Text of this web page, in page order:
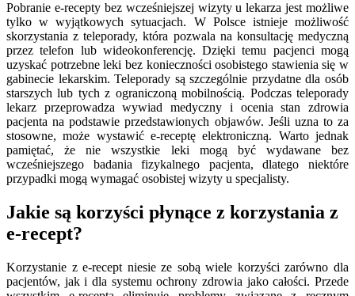
Pobranie e-recepty bez wcześniejszej wizyty u lekarza jest możliwe
tylko w wyjątkowych sytuacjach. W Polsce istnieje możliwość
skorzystania z teleporady, która pozwala na konsultację medyczną
przez telefon lub wideokonferencję. Dzięki temu pacjenci mogą
uzyskać potrzebne leki bez konieczności osobistego stawienia się w
gabinecie lekarskim. Teleporady są szczególnie przydatne dla osób
starszych lub tych z ograniczoną mobilnością. Podczas teleporady
lekarz przeprowadza wywiad medyczny i ocenia stan zdrowia
pacjenta na podstawie przedstawionych objawów. Jeśli uzna to za
stosowne, może wystawić e-receptę elektroniczną. Warto jednak
pamiętać, że nie wszystkie leki mogą być wydawane bez
wcześniejszego badania fizykalnego pacjenta, dlatego niektóre
przypadki mogą wymagać osobistej wizyty u specjalisty.
Jakie są korzyści płynące z korzystania z
e-recept?
Korzystanie z e-recept niesie ze sobą wiele korzyści zarówno dla
pacjentów, jak i dla systemu ochrony zdrowia jako całości. Przede